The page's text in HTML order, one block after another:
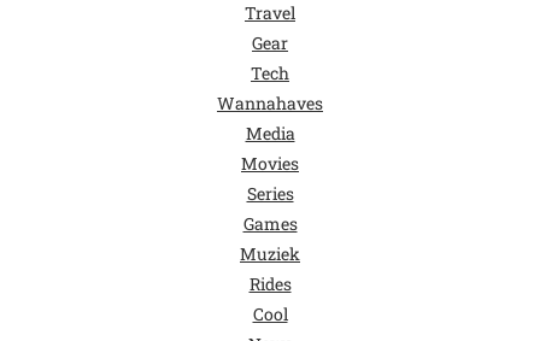
Travel
Gear
Tech
Wannahaves
Media
Movies
Series
Games
Muziek
Rides
Cool